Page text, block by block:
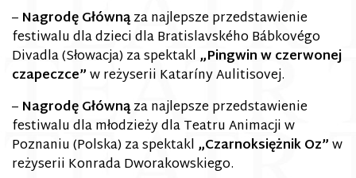
– Nagrodę Głównąza najlepsze przedstawienie
festiwalu dla dzieci dla Bratislavského Bábkovégo
Divadla (Słowacja) za spektakl „Pingwin w czerwonej
czapeczce”w reżyserii Kataríny Aulitisovej.
– Nagrodę Głównąza najlepsze przedstawienie
festiwalu dla młodzieży dla Teatru Animacji w
Poznaniu (Polska) za spektakl „Czarnoksiężnik Oz”w
reżyserii Konrada Dworakowskiego.